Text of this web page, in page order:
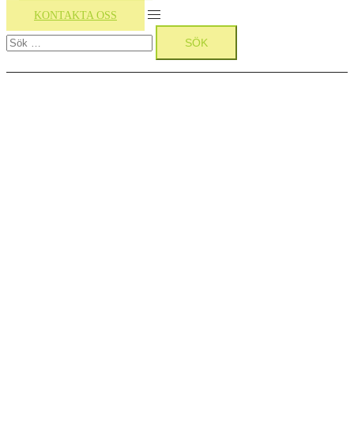
KONTAKTA OSS
Slå
på/av
meny
Sök
efter: